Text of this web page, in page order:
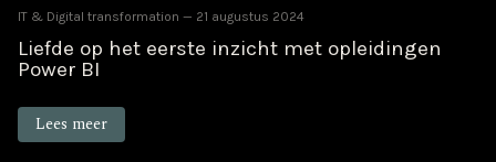
IT & Digital transformation 21 augustus 2024
Liefde op het eerste inzicht met opleidingen
Power BI
Lees meer